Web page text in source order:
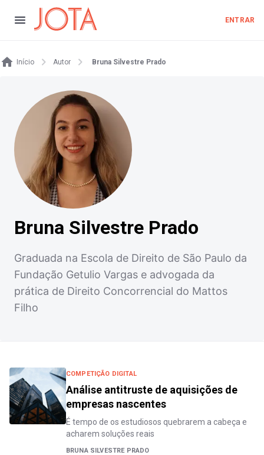
ENTRAR
Início Autor Bruna Silvestre Prado
Bruna Silvestre Prado
Graduada na Escola de Direito de São Paulo da
Fundação Getulio Vargas e advogada da
prática de Direito Concorrencial do Mattos
Filho
COMPETIÇÃO DIGITAL
Análise antitruste de aquisições de
empresas nascentes
É tempo de os estudiosos quebrarem a cabeça e
acharem soluções reais
BRUNA SILVESTRE PRADO